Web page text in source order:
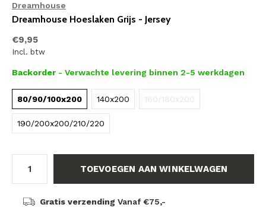
Dreamhouse
Dreamhouse Hoeslaken Grijs - Jersey
€9,95
Incl. btw
Backorder - Verwachte levering binnen 2-5 werkdagen
80/90/100x200 140x200 160/180x200
190/200x200/210/220
TOEVOEGEN AAN WINKELWAGEN
Gratis verzending Vanaf €75,-